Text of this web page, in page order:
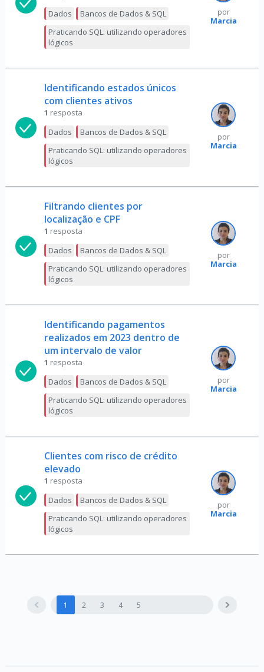
Dados
Bancos de Dados & SQL
Praticando SQL: utilizando operadores
lógicos
por
Marcia
Identificando estados únicos
com clientes ativos
1 resposta
Dados
Bancos de Dados & SQL
Praticando SQL: utilizando operadores
lógicos
por
Marcia
Filtrando clientes por
localização e CPF
1 resposta
Dados
Bancos de Dados & SQL
Praticando SQL: utilizando operadores
lógicos
por
Marcia
Identificando pagamentos
realizados em 2023 dentro de
um intervalo de valor
1 resposta
Dados
Bancos de Dados & SQL
Praticando SQL: utilizando operadores
lógicos
por
Marcia
Clientes com risco de crédito
elevado
1 resposta
Dados
Bancos de Dados & SQL
Praticando SQL: utilizando operadores
lógicos
por
Marcia
1 2 3 4 5